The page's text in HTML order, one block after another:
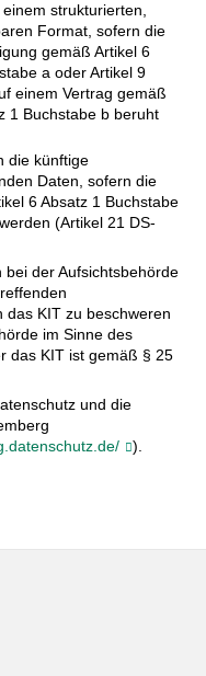
strukturierten,
Format, sofern die
gemäß Artikel 6
a oder Artikel 9
einem Vertrag gemäß
1 Buchstabe b beruht
die künftige
Daten, sofern die
6 Absatz 1 Buchstabe
(Artikel 21 DS-
der Aufsichtsbehörde
das KIT zu beschweren
im Sinne des
das KIT ist gemäß § 25
und die
).